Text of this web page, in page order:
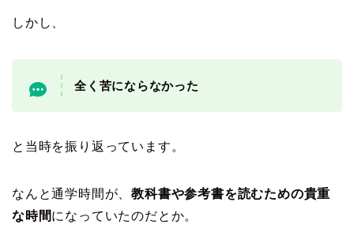
しかし、
全く苦にならなかった
と当時を振り返っています。
なんと通学時間が、教科書や参考書を読むための貴重
な時間になっていたのだとか。